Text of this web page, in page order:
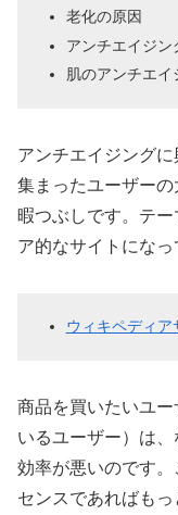
老化の原因
アンチエイジン
肌のアンチエイ
アンチエイジングに
集まったユーザー
暇つぶしです。テ
ア的なサイトになっ
ウィキペディ
商品を買いたいユ
いるユーザー）は
効率が悪いのです
センスであればも